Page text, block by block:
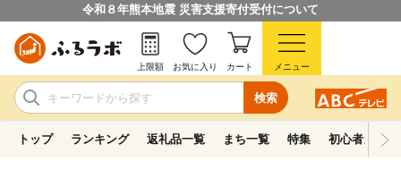
令和８年熊本地震 災害支援寄付受付について
検索
上限額 お気に入り カート メニュー
トップ ランキング 返礼品一覧 まち一覧 特集 初心者ガイド